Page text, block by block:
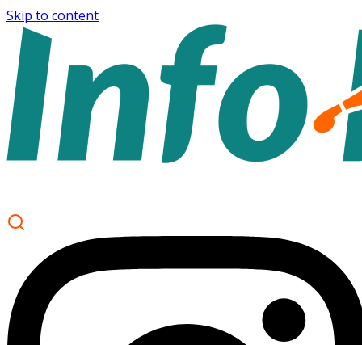
Skip to content